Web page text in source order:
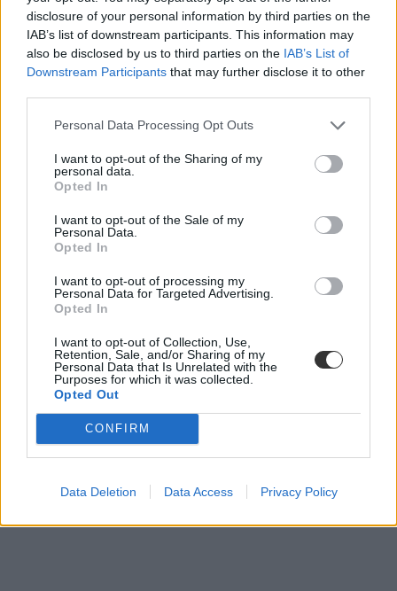
disclosure of your personal information by third parties on the
IAB’s list of downstream participants. This information may
also be disclosed by us to third parties on the IAB’s List of
Downstream Participants that may further disclose it to other
Personal Data Processing Opt Outs
I want to opt-out of the Sharing of my
personal data.
Opted In
I want to opt-out of the Sale of my
Personal Data.
Opted In
I want to opt-out of processing my
Personal Data for Targeted Advertising.
Opted In
I want to opt-out of Collection, Use,
Retention, Sale, and/or Sharing of my
Personal Data that Is Unrelated with the
Purposes for which it was collected.
Opted Out
CONFIRM
Data Deletion Data Access Privacy Policy
iskolai ünnepség
költészet napja
magyar költészet napja
versmodás